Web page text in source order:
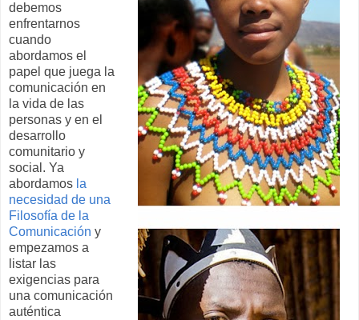
debemos
enfrentarnos
cuando
abordamos el
papel que juega la
comunicación en
la vida de las
personas y en el
desarrollo
comunitario y
social. Ya
abordamos la
necesidad de una
Filosofía de la
Comunicación y
empezamos a
listar las
exigencias para
una comunicación
auténtica